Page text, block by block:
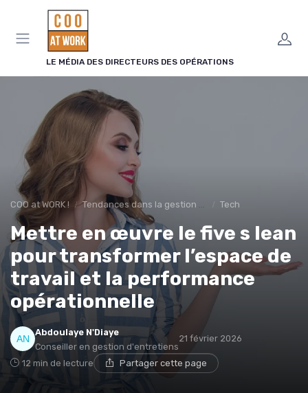
LE MÉDIA DES DIRECTEURS DES OPÉRATIONS
COO at WORK ! Tendances dans la gestion des opérations Tech
Mettre en œuvre le five s lean
pour transformer l’espace de
travail et la performance
opérationnelle
Abdoulaye N'Diaye
Conseiller en gestion d'entretiens
21 février 2026
12 min de lecture Partager cette page
Panneau de gestion des cookies